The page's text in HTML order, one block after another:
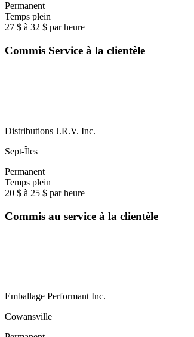
Permanent
Temps plein
27 $ à 32 $ par heure
Commis Service à la clientèle
Distributions J.R.V. Inc.
Sept-Îles
Permanent
Temps plein
20 $ à 25 $ par heure
Commis au service à la clientèle
Emballage Performant Inc.
Cowansville